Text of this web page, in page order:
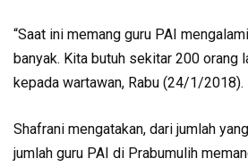
“Saat ini memang guru PAI
banyak. Kita butuh sekitar 200 orang
kepada wartawan, Rabu (24/1/2018).
Shafrani mengatakan, dari jumlah
jumlah guru PAI di Prabumulih